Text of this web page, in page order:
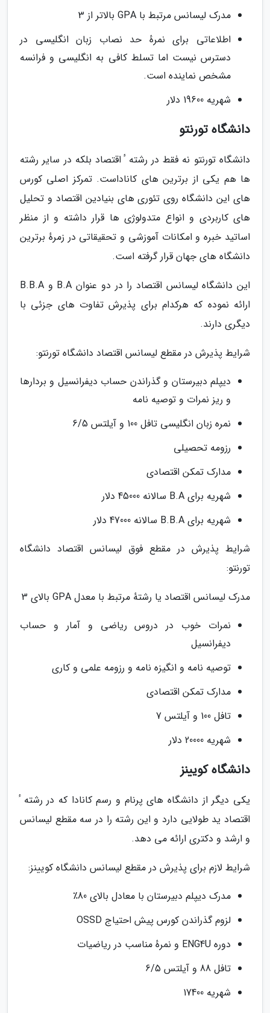
مدرک لیسانس مرتبط با GPA بالاتر از 3
اطلاعاتی برای نمرهٔ حد نصاب زبان انگلیسی در
دسترس نیست اما تسلط کافی به انگلیسی و فرانسه
مشخص نماینده است.
شهریه 19600 دلار
دانشگاه تورنتو
دانشگاه تورنتو نه فقط در رشته ٔ اقتصاد بلکه در سایر رشته
ها هم یکی از برترین های کاناداست. تمرکز اصلی کورس
های این دانشگاه روی تئوری های بنیادین اقتصاد و تحلیل
های کاربردی و انواع متدولوژی ها قرار داشته و از منظر
اساتید خبره و امکانات آموزشی و تحقیقاتی در زمرهٔ برترین
دانشگاه های جهان قرار گرفته است.
این دانشگاه لیسانس اقتصاد را در دو عنوان B.A و B.B.A
ارائه نموده که هرکدام برای پذیرش تفاوت های جزئی با
دیگری دارند.
شرایط پذیرش در مقطع لیسانس اقتصاد دانشگاه تورنتو:
دیپلم دبیرستان و گذراندن حساب دیفرانسیل و بردارها
و ریز نمرات و توصیه نامه
نمره زبان انگلیسی تافل 100 و آیلتس 6/5
رزومه تحصیلی
مدارک تمکن اقتصادی
شهریه برای B.A سالانه 45000 دلار
شهریه برای B.B.A سالانه 47000 دلار
شرایط پذیرش در مقطع فوق لیسانس اقتصاد دانشگاه
تورنتو:
مدرک لیسانس اقتصاد یا رشتهٔ مرتبط با معدل GPA بالای 3
نمرات خوب در دروس ریاضی و آمار و حساب
دیفرانسیل
توصیه نامه و انگیزه نامه و رزومه علمی و کاری
مدارک تمکن اقتصادی
تافل 100 و آیلتس 7
شهریه 20000 دلار
دانشگاه کویینز
یکی دیگر از دانشگاه های پرنام و رسم کانادا که در رشته ٔ
اقتصاد ید طولایی دارد و این رشته را در سه مقطع لیسانس
و ارشد و دکتری ارائه می دهد.
شرایط لازم برای پذیرش در مقطع لیسانس دانشگاه کویینز:
مدرک دیپلم دبیرستان با معادل بالای 80٪
لزوم گذراندن کورس پیش احتیاج OSSD
دوره ENG4U و نمرهٔ مناسب در ریاضیات
تافل 88 و آیلتس 6/5
شهریه 17400